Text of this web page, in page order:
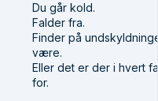
Du går kold.
Falder fra.
Finder på
være.
Eller det er der i hvert
for.